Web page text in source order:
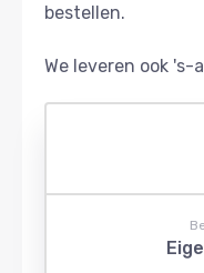
bestellen.
We leveren ook 's-